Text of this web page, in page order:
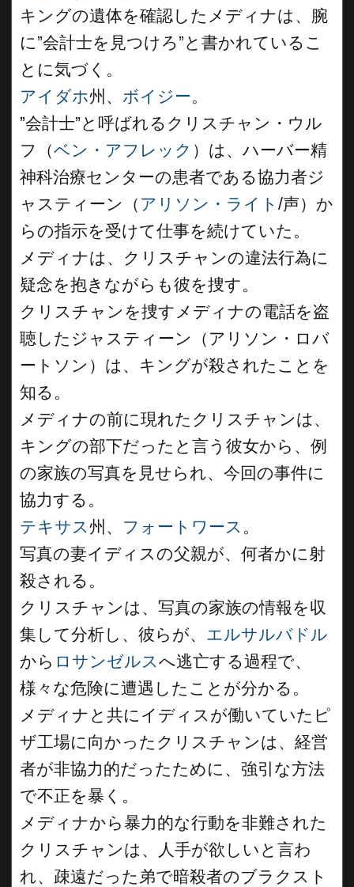
キングの遺体を確認したメディナは、腕
に”会計士を見つけろ”と書かれているこ
とに気づく。
アイダホ州、 ボイジー。
”会計士”と呼ばれるクリスチャン・ウル
フ（ベン・アフレック ）は、ハーバー精
神科治療センターの患者である協力者ジ
ャスティーン（ アリソン・ライト /声）か
らの指示を受けて仕事を続けていた。
メディナは、クリスチャンの違法行為に
疑念を抱きながらも彼を捜す。
クリスチャンを捜すメディナの電話を盗
聴したジャスティーン（アリソン・ロバ
ートソン）は、キングが殺されたことを
知る。
メディナの前に現れたクリスチャンは、
キングの部下だったと言う彼女から、例
の家族の写真を見せられ、今回の事件に
協力する。
テキサス州、 フォートワース 。
写真の妻イディスの父親が、何者かに射
殺される。
クリスチャンは、写真の家族の情報を収
集して分析し、彼らが、 エルサルバドル
から ロサンゼルスへ逃亡する過程で、
様々な危険に遭遇したことが分かる。
メディナと共にイディスが働いていたピ
ザ工場に向かったクリスチャンは、経営
者が非協力的だったために、強引な方法
で不正を暴く。
メディナから暴力的な行動を非難された
クリスチャンは、人手が欲しいと言わ
れ、疎遠だった弟で暗殺者のブラクスト